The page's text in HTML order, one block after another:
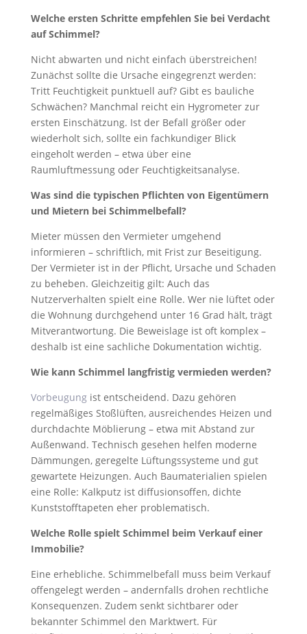
Welche ersten Schritte empfehlen Sie bei Verdacht
auf Schimmel?
Nicht abwarten und nicht einfach überstreichen!
Zunächst sollte die Ursache eingegrenzt werden:
Tritt Feuchtigkeit punktuell auf? Gibt es bauliche
Schwächen? Manchmal reicht ein Hygrometer zur
ersten Einschätzung. Ist der Befall größer oder
wiederholt sich, sollte ein fachkundiger Blick
eingeholt werden – etwa über eine
Raumluftmessung oder Feuchtigkeitsanalyse.
Was sind die typischen Pflichten von Eigentümern
und Mietern bei Schimmelbefall?
Mieter müssen den Vermieter umgehend
informieren – schriftlich, mit Frist zur Beseitigung.
Der Vermieter ist in der Pflicht, Ursache und Schaden
zu beheben. Gleichzeitig gilt: Auch das
Nutzerverhalten spielt eine Rolle. Wer nie lüftet oder
die Wohnung durchgehend unter 16 Grad hält, trägt
Mitverantwortung. Die Beweislage ist oft komplex –
deshalb ist eine sachliche Dokumentation wichtig.
Wie kann Schimmel langfristig vermieden werden?
Vorbeugungist entscheidend. Dazu gehören
regelmäßiges Stoßlüften, ausreichendes Heizen und
durchdachte Möblierung – etwa mit Abstand zur
Außenwand. Technisch gesehen helfen moderne
Dämmungen, geregelte Lüftungssysteme und gut
gewartete Heizungen. Auch Baumaterialien spielen
eine Rolle: Kalkputz ist diffusionsoffen, dichte
Kunststofftapeten eher problematisch.
Welche Rolle spielt Schimmel beim Verkauf einer
Immobilie?
Eine erhebliche. Schimmelbefall muss beim Verkauf
offengelegt werden – andernfalls drohen rechtliche
Konsequenzen. Zudem senkt sichtbarer oder
bekannter Schimmel den Marktwert. Für